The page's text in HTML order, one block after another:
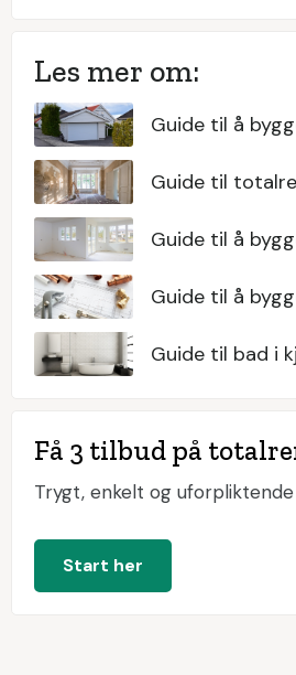
Les mer om:
Guide til å
Guide til
Guide til å
Guide til å
Guide til bad i
Få 3 tilbud på
Trygt, enkelt og uforpliktende
Start her